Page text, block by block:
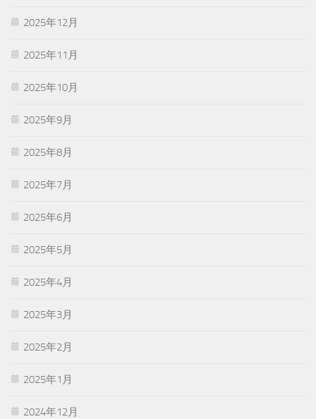
2025年12月
2025年11月
2025年10月
2025年9月
2025年8月
2025年7月
2025年6月
2025年5月
2025年4月
2025年3月
2025年2月
2025年1月
2024年12月